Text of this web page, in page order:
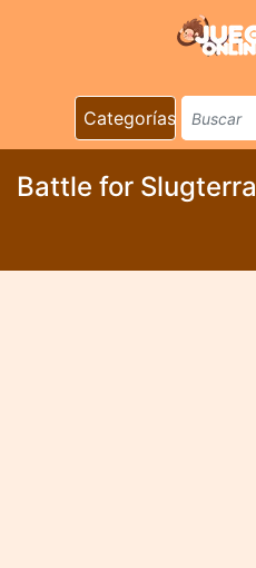
Categorías
Battle for Slugterra